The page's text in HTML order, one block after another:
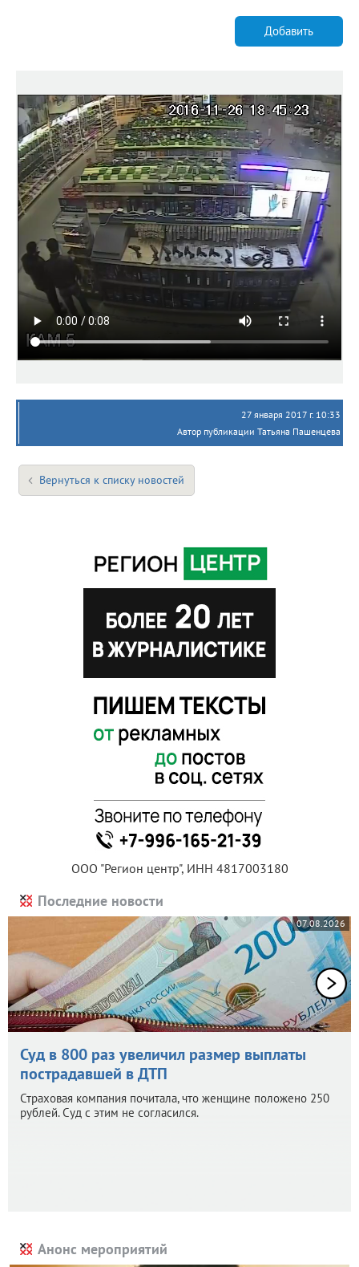
Добавить
27 января 2017 г. 10:33
Автор публикации Татьяна Пашенцева
Вернуться к списку новостей
ООО "Регион центр", ИНН 4817003180
Последние новости
07.08.2026
Суд в 800 раз увеличил размер выплаты
пострадавшей в ДТП
Страховая компания почитала, что женщине положено 250
рублей. Суд с этим не согласился.
Анонс мероприятий